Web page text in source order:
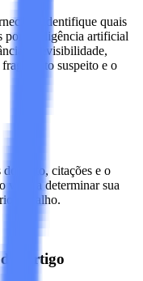
Identifique quais
por inteligência artificial
previsibilidade,
suspeito e o
do texto, citações e o
você a determinar sua
trabalho.
Artigo